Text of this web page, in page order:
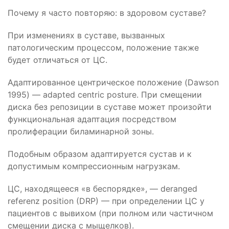
Почему я часто повторяю: в здоровом суставе?
При изменениях в суставе, вызванных
патологическим процессом, положение также
будет отличаться от ЦС.
Адаптированное центрическое положение (Dawson
1995) — adapted centric posture. При смещении
диска без репозиции в суставе может произойти
функциональная адаптация посредством
пролиферации биламинарной зоны.
Подобным образом адаптируется сустав и к
допустимым компрессионным нагрузкам.
ЦС, находящееся «в беспорядке», — deranged
referenz position (DRP) — при определении ЦС у
пациентов с вывихом (при полном или частичном
смещении диска с мыщелков).